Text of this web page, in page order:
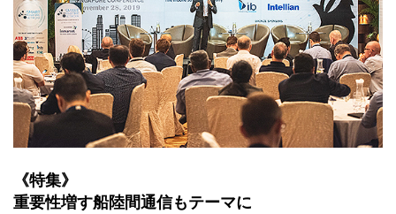
《特集》
重要性増す船陸間通信もテーマに